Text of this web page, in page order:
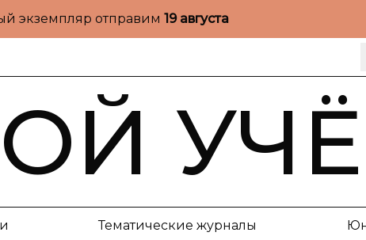
экземпляр отправим 19 августа
Тематические журналы